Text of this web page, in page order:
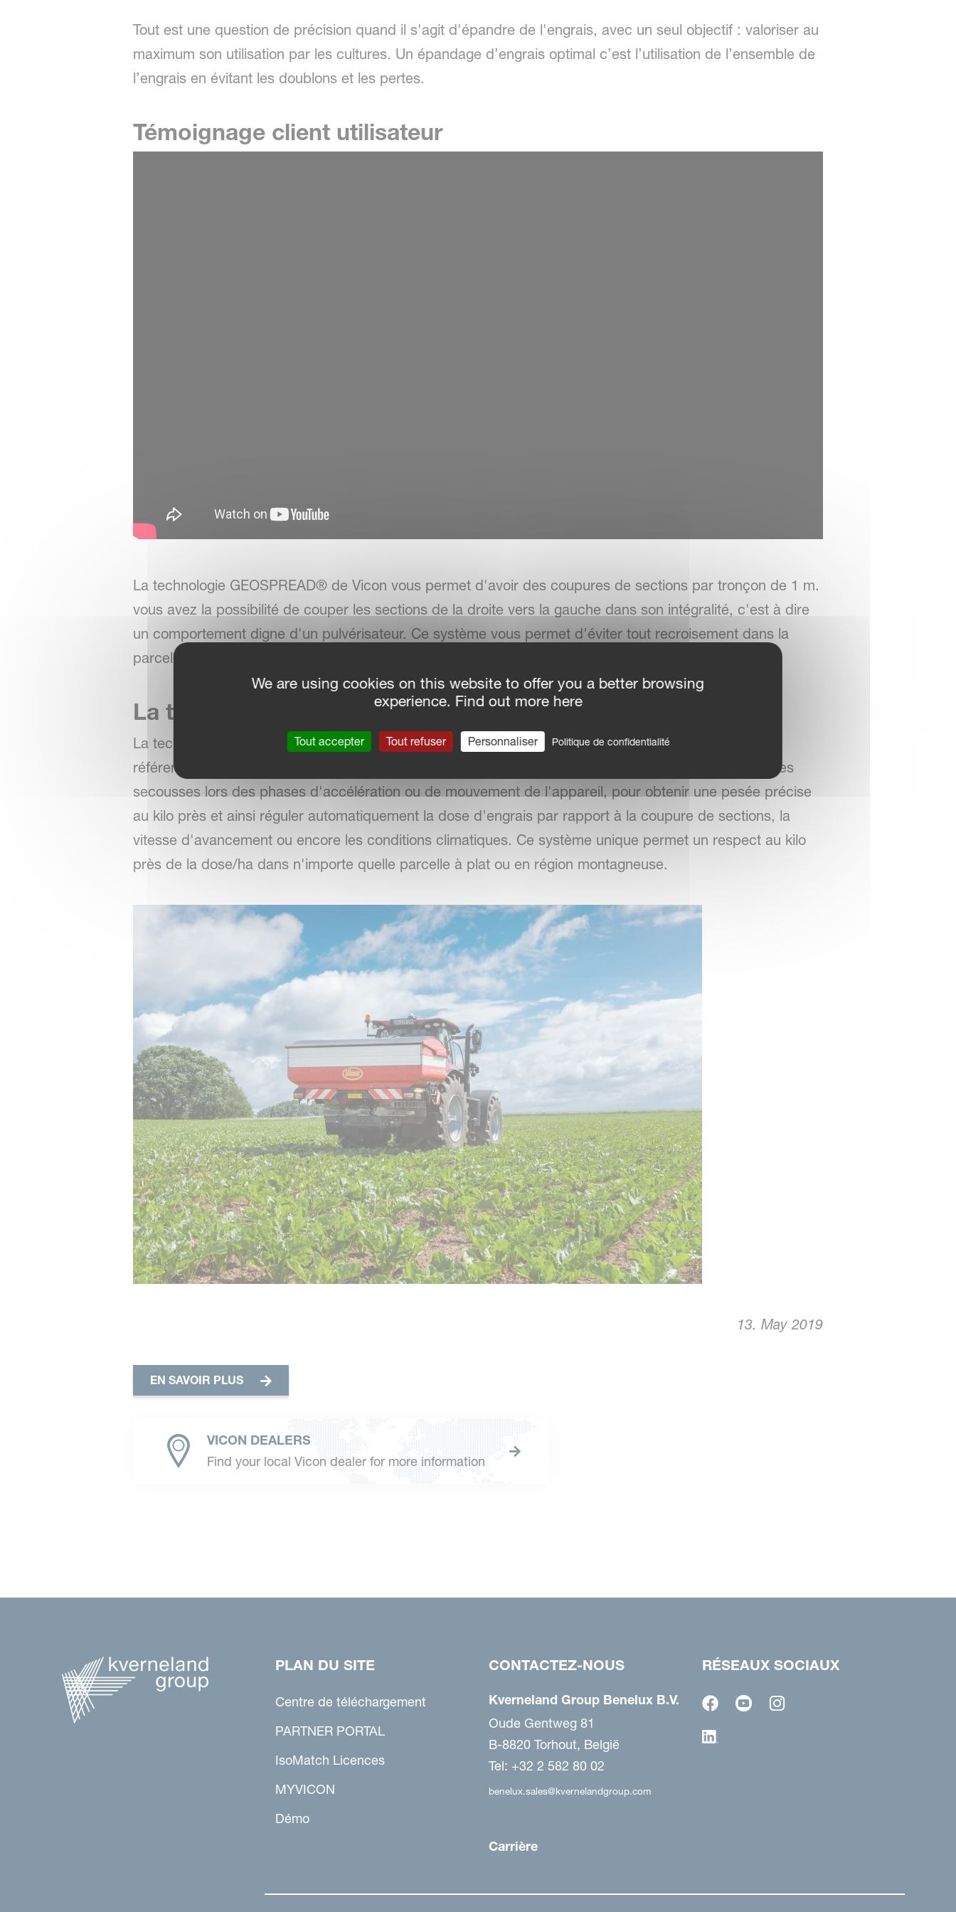
Tout est une question de précision quand il s'agit d'épandre de l'engrais, avec un seul objectif : valoriser au
maximum son utilisation par les cultures. Un épandage d’engrais optimal c’est l’utilisation de l’ensemble de
l’engrais en évitant les doublons et les pertes.
Témoignage client utilisateur
La technologie GEOSPREAD® de Vicon vous permet d'avoir des coupures de sections par tronçon de 1 m.
vous avez la possibilité de couper les sections de la droite vers la gauche dans son intégralité, c'est à dire
un comportement digne d'un pulvérisateur. Ce système vous permet d'éviter tout recroisement dans la
parcelle même lorsque vous travaillez à vitesse élevée.
La technologie GEOSPREAD
La technologie GEOSPREAD® de Vicon avec sa pesée unique sur le marché grâce à son capteur de
référence, est disponible sur l'ensemble des modèles de la gamme. Il permet d'éliminer l'ensemble des
secousses lors des phases d'accélération ou de mouvement de l'appareil, pour obtenir une pesée précise
au kilo près et ainsi réguler automatiquement la dose d'engrais par rapport à la coupure de sections, la
vitesse d'avancement ou encore les conditions climatiques. Ce système unique permet un respect au kilo
près de la dose/ha dans n'importe quelle parcelle à plat ou en région montagneuse.
13. May 2019
EN SAVOIR PLUS
VICON DEALERS
Find your local Vicon dealer for more information
PLAN DU SITE
Centre de téléchargement
PARTNER PORTAL
IsoMatch Licences
MYVICON
Démo
CONTACTEZ-NOUS
Kverneland Group Benelux B.V.
Oude Gentweg 81
B-8820 Torhout, België
Tel: +32 2 582 80 02
benelux.sales@kvernelandgroup.com
Carrière
RÉSEAUX SOCIAUX
We are using cookies on this website to offer you a better browsing
experience. Find out more here
Tout accepter Tout refuser Personnaliser Politique de confidentialité